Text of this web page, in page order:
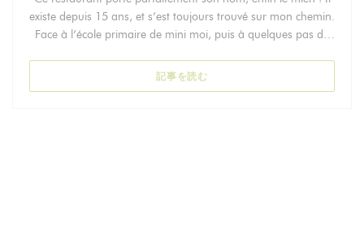
existe depuis 15 ans, et s’est toujours trouvé sur mon chemin.
Face à l’école primaire de mini moi, puis à quelques pas de
centaines de mètres de chez moi.
Ici, tout est fait maison comme l’indique le label sur la carte
記事を読む((新しいウィンドウで開きます))